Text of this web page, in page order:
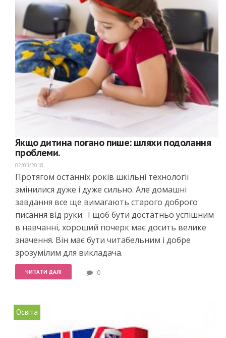
Якщо дитина погано пише: шляхи подолання
проблеми.
02/03/2018
Протягом останніх років шкільні технології
змінилися дуже і дуже сильно. Але домашні
завдання все ще вимагають старого доброго
писання від руки. І щоб бути достатньо успішним
в навчанні, хороший почерк має досить велике
значення. Він має бути читабельним і добре
зрозумілим для викладача.
ЧИТАТИ ДАЛІ 0
Освіта